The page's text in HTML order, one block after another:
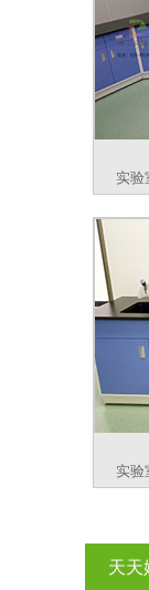
实验
实验
天天